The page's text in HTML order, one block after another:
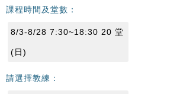
課程時間及堂數：
8/3-8/28 7:30~18:30 20 堂
(日)
請選擇教練：